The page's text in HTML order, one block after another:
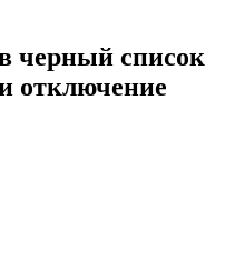
черный список
отключение